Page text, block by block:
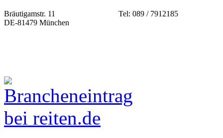
Bräutigamstr. 11
DE-81479 München
Tel: 089 / 7912185